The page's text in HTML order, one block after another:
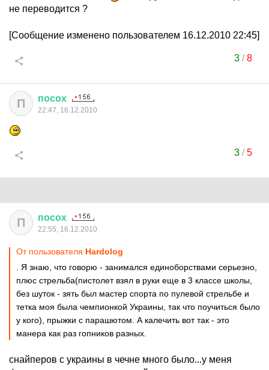
не переводится ?
[Сообщение изменено пользователем 16.12.2010 22:45]
3/8
П посох
22:47, 16.12.2010
3/5
П посох
22:55, 16.12.2010
От пользователя Hardolog
. Я знаю, что говорю - занимался единоборствами серьезно,
плюс стрельба(пистолет взял в руки еще в 3 классе школы,
без шуток - зять был мастер спорта по пулевой стрельбе и
тетка моя была чемпионкой Украины, так что поучиться было
у кого), прыжки с парашютом. А калечить вот так - это
манера как раз гопников разных.
снайперов с украины в чечне много было...у меня